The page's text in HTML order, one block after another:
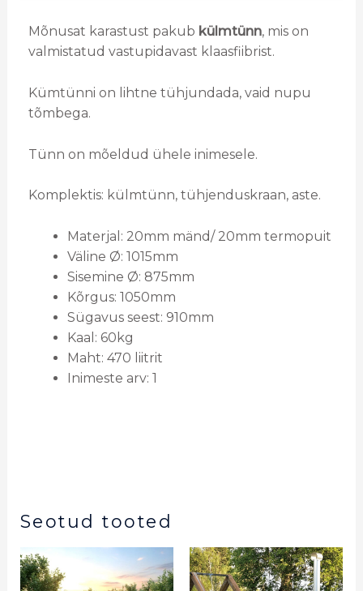
Mõnusat karastust pakub külmtünn, mis on
valmistatud vastupidavast klaasfiibrist.
Kümtünni on lihtne tühjundada, vaid nupu
tõmbega.
Tünn on mõeldud ühele inimesele.
Komplektis: külmtünn, tühjenduskraan, aste.
Materjal: 20mm mänd/ 20mm termopuit
Väline Ø: 1015mm
Sisemine Ø: 875mm
Kõrgus: 1050mm
Sügavus seest: 910mm
Kaal: 60kg
Maht: 470 liitrit
Inimeste arv: 1
Seotud tooted